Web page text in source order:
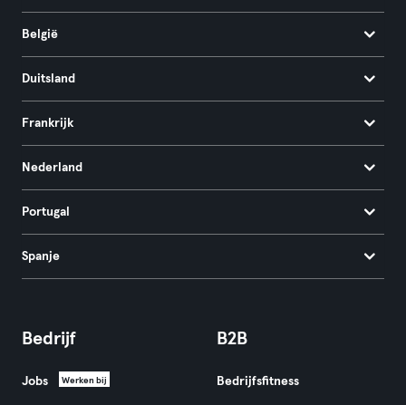
België
Duitsland
Frankrijk
Nederland
Portugal
Spanje
Bedrijf
Jobs Werken bij
B2B
Bedrijfsfitness